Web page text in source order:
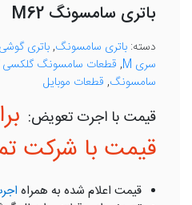
باتری سامسونگ M62
دسته: باتری سامسونگ,باتری
سری M
, قطعات سامسونگ گلکسی M62
سامسونگ, قطعات موبایل
قیمت با شرکت
قیمت اعلام شده به همراه